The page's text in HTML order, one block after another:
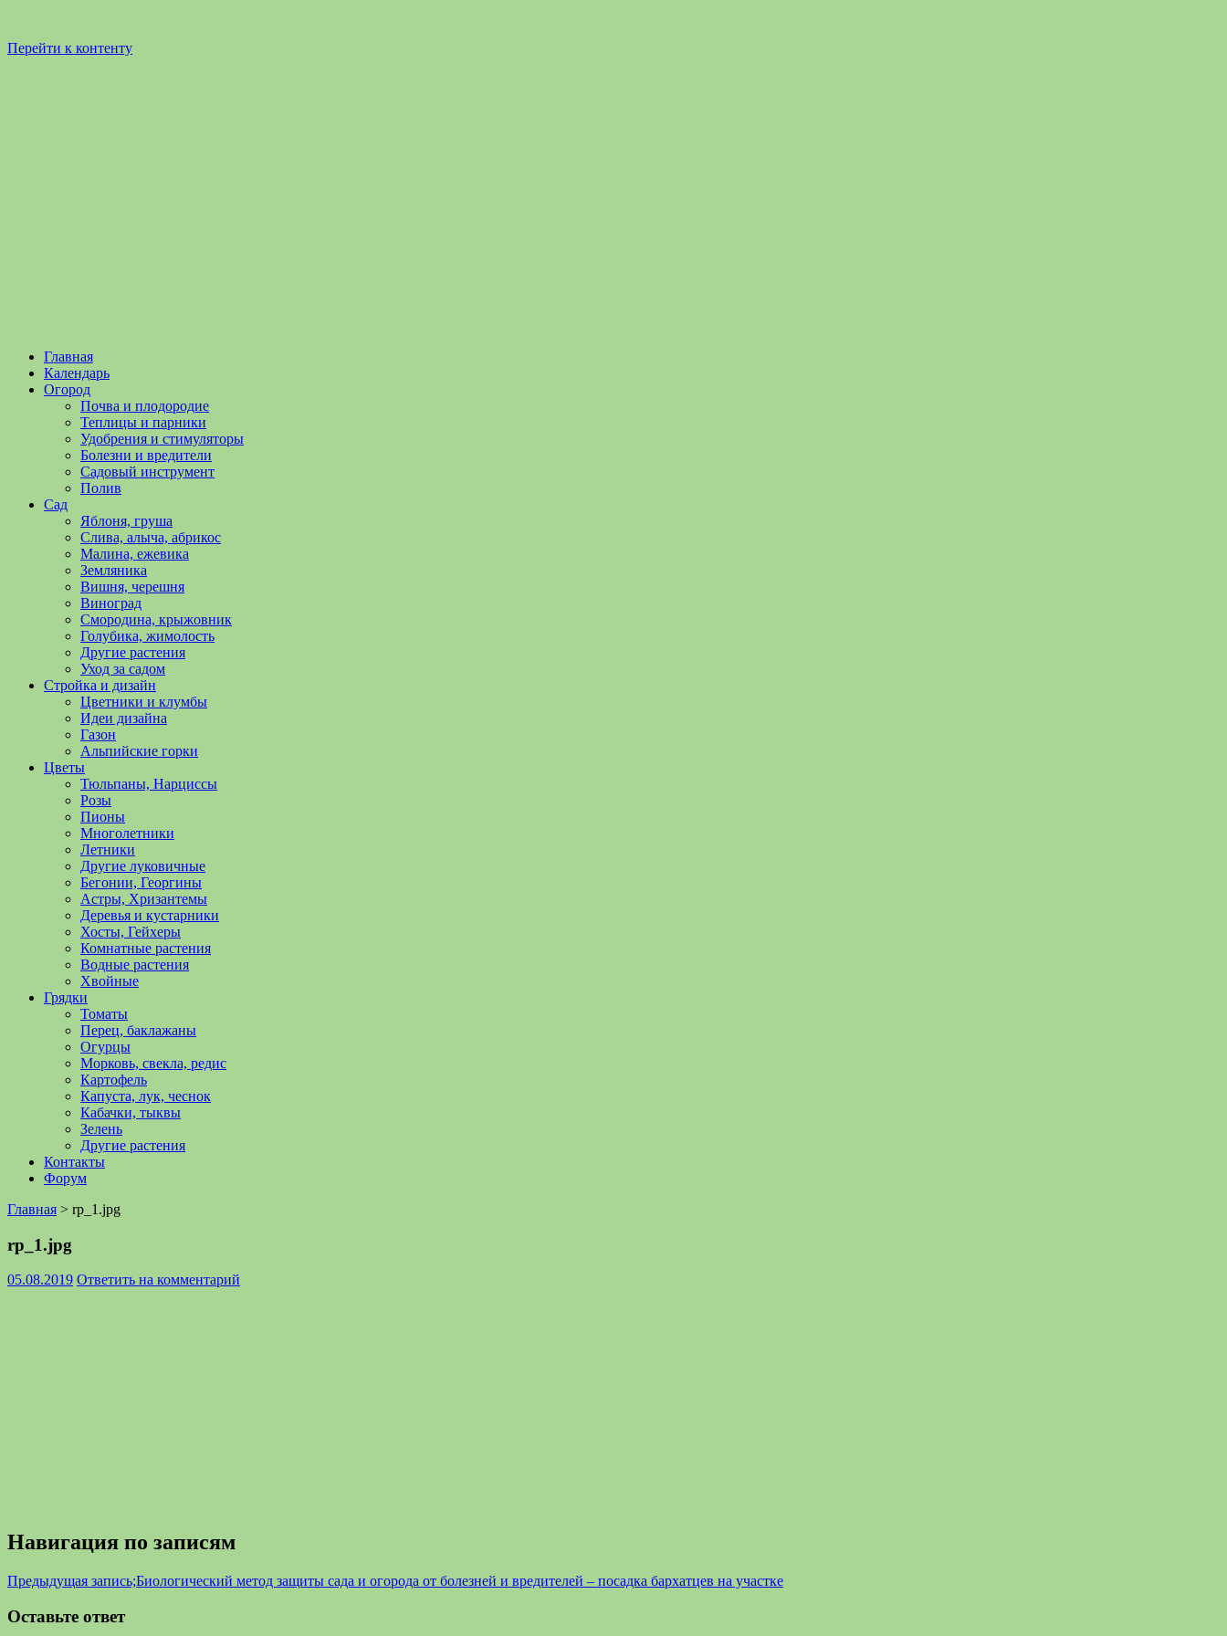
Перейти к контенту
Садоводство
Огородничество
Садоводство
огородничество
полезные
уходу
овощами,
растениями
Поможем
обустройстве
выращивании
Главная
Календарь
Огород
Почва и плодородие
Теплицы и парники
Удобрения и стимуляторы
Болезни и вредители
Садовый инструмент
Полив
Сад
Яблоня, груша
Слива, алыча, абрикос
Малина, ежевика
Земляника
Вишня, черешня
Виноград
Смородина, крыжовник
Голубика, жимолость
Другие растения
Уход за садом
Стройка и дизайн
Цветники и клумбы
Идеи дизайна
Газон
Альпийские горки
Цветы
Тюльпаны, Нарциссы
Розы
Пионы
Многолетники
Летники
Другие луковичные
Бегонии, Георгины
Астры, Хризантемы
Деревья и кустарники
Хосты, Гейхеры
Комнатные растения
Водные растения
Хвойные
Грядки
Томаты
Перец, баклажаны
Огурцы
Морковь, свекла, редис
Картофель
Капуста, лук, чеснок
Кабачки, тыквы
Зелень
Другие растения
Контакты
Форум
Главная > rp_1.jpg
rp_1.jpg
05.08.2019 Ответить на комментарий
Навигация по записям
Предыдущая запись;Биологический метод защиты сада и огорода от болезней и вредителей – посадка бархатцев на участке
Оставьте ответ